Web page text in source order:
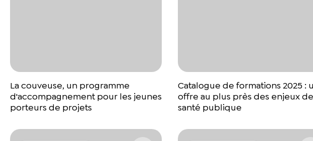
La couveuse, un programme
d'accompagnement pour les jeunes
porteurs de projets
Catalogue de formations 2025 :
offre au plus près des enjeux de
santé publique